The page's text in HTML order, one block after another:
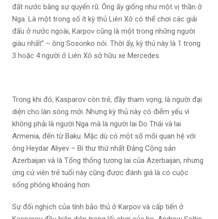
đất nước bằng sự quyến rũ. Ông ấy giống như một vị thần ở
Nga. Là một trong số ít kỳ thủ Liên Xô có thể chơi các giải
đấu ở nước ngoài, Karpov cũng là một trong những người
giàu nhất” – ông Sosonko nói. Thời ấy, kỳ thủ này là 1 trong
3 hoặc 4 người ở Liên Xô sở hữu xe Mercedes.
Trong khi đó, Kasparov còn trẻ, đầy tham vọng, là người đại
diện cho làn sóng mới. Nhưng kỳ thủ này có điểm yếu vì
không phải là người Nga mà là người lai Do Thái và lai
Armenia, đến từ Baku. Mặc dù có một số mối quan hệ với
ông Heydar Aliyev – Bí thư thứ nhất Đảng Cộng sản
Azerbaijan và là Tổng thống tương lai của Azerbaijan, nhưng
ứng cử viên trẻ tuổi này cũng được đánh giá là có cuộc
sống phóng khoáng hơn.
Sự đối nghịch của tính bảo thủ ở Karpov và cấp tiến ở